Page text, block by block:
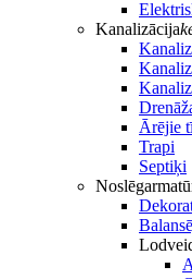
Kanalizācija
Ārējie
Trapi
Septiķi